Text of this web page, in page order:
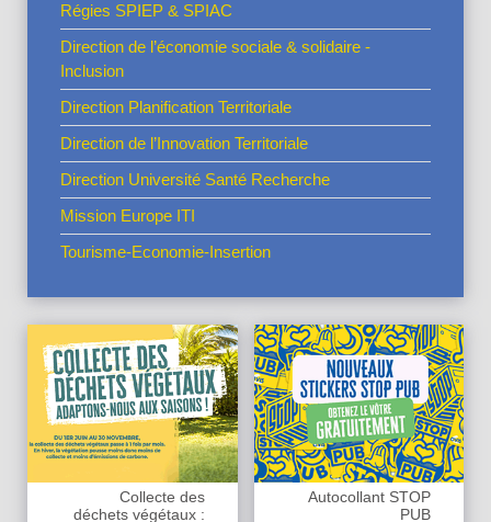
Régies SPIEP & SPIAC
Direction de l’économie sociale & solidaire -
Inclusion
Direction Planification Territoriale
Direction de l’Innovation Territoriale
Direction Université Santé Recherche
Mission Europe ITI
Tourisme-Economie-Insertion
Collecte des
déchets végétaux :
Autocollant STOP
PUB